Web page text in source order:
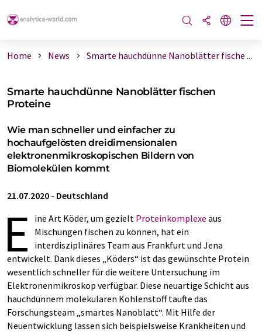
Home News Smarte hauchdünne Nanoblätter fische ...
Smarte hauchdünne Nanoblätter fischen
Proteine
Wie man schneller und einfacher zu
hochaufgelösten dreidimensionalen
elektronenmikroskopischen Bildern von
Biomolekülen kommt
21.07.2020 - Deutschland
E ine Art Köder, um gezielt Proteinkomplexe aus
Mischungen fischen zu können, hat ein
interdisziplinäres Team aus Frankfurt und Jena
entwickelt. Dank dieses „Köders“ ist das gewünschte Protein
wesentlich schneller für die weitere Untersuchung im
Elektronenmikroskop verfügbar. Diese neuartige Schicht aus
hauchdünnem molekularen Kohlenstoff taufte das
Forschungsteam „smartes Nanoblatt“. Mit Hilfe der
Neuentwicklung lassen sich beispielsweise Krankheiten und